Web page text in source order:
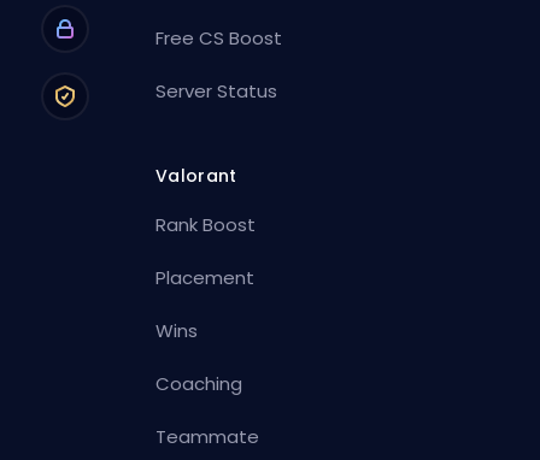
Free CS Boost
Server Status
Valorant
Rank Boost
Placement
Wins
Coaching
Teammate